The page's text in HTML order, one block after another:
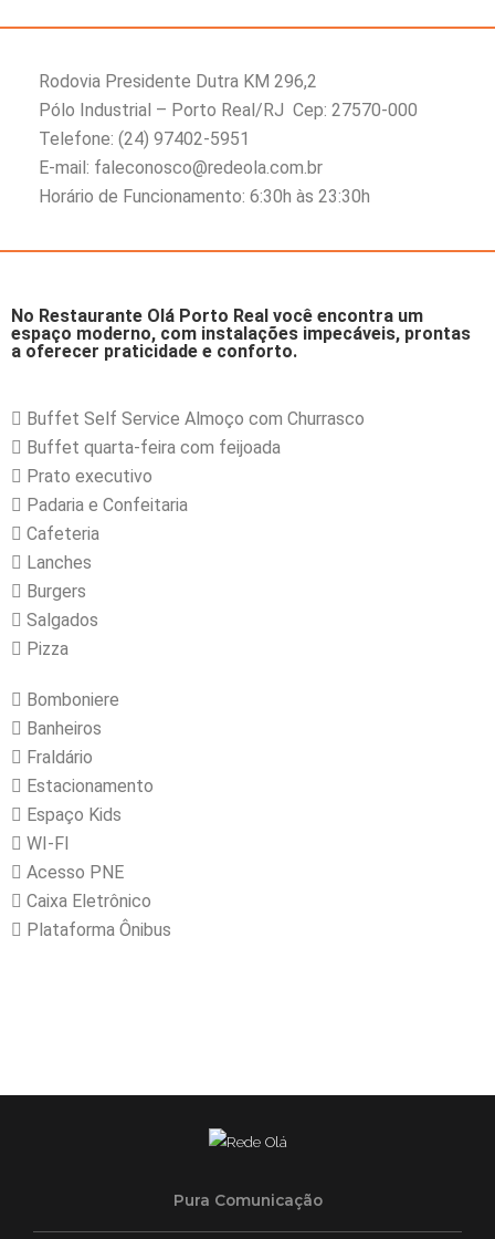
Rodovia Presidente Dutra KM 296,2
Pólo Industrial – Porto Real/RJ Cep: 27570-000
Telefone: (24) 97402-5951
E-mail: faleconosco@redeola.com.br
Horário de Funcionamento: 6:30h às 23:30h
No Restaurante Olá Porto Real você encontra um
espaço moderno, com instalações impecáveis, prontas
a oferecer praticidade e conforto.
Buffet Self Service Almoço com Churrasco
Buffet quarta-feira com feijoada
Prato executivo
Padaria e Confeitaria
Cafeteria
Lanches
Burgers
Salgados
Pizza
Bomboniere
Banheiros
Fraldário
Estacionamento
Espaço Kids
WI-FI
Acesso PNE
Caixa Eletrônico
Plataforma Ônibus
Pura Comunicação